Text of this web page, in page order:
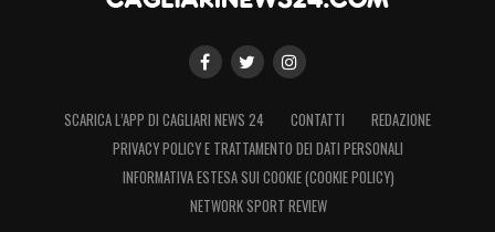
SCARICA L’APP DI CAGLIARI NEWS 24 CONTATTI
REDAZIONE
PRIVACY POLICY E TRATTAMENTO DEI DATI PERSONALI
INFORMATIVA ESTESA SUI COOKIE (COOKIE POLICY)
NETWORK SPORT REVIEW